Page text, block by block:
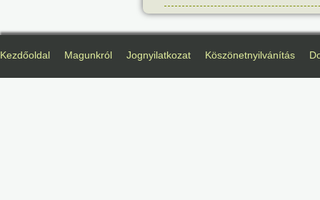
Kezdőoldal Magunkról Jognyilatkozat Köszönetnyilvánítás